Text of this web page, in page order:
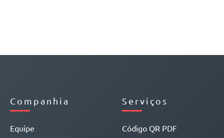
Companhia
Equipe
Serviços
Código QR PDF